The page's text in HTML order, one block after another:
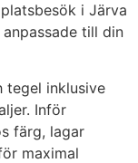
i Järva
till din
tegel inklusive
Inför
färg, lagar
maximal